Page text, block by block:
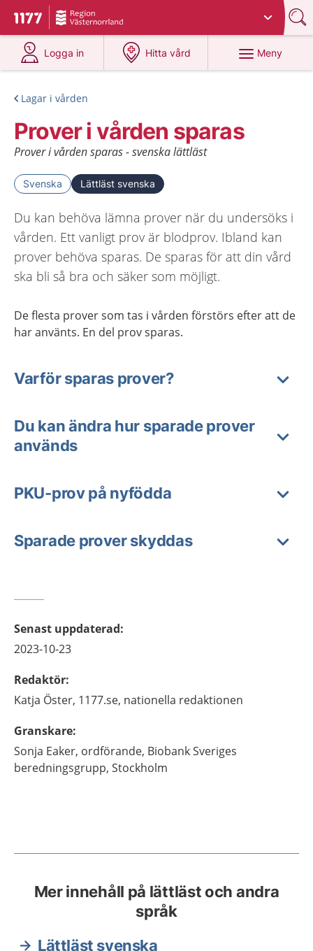
Till startsidan för 1177
Du har valt region
Logga in
på 1177.se
Hitta vård
på 1177.se
Meny
Lagar i vården
Prover i vården sparas
Prover i vården sparas - svenska lättläst
Svenska Lättläst svenska
Du kan behöva lämna prover när du undersöks i
vården. Ett vanligt prov är blodprov. Ibland kan
prover behöva sparas. De sparas för att din vård
ska bli så bra och säker som möjligt.
De flesta prover som tas i vården förstörs efter att de
har använts. En del prov sparas.
Varför sparas prover?
Du kan ändra hur sparade prover
används
PKU-prov på nyfödda
Sparade prover skyddas
Senast uppdaterad:
2023-10-23
Redaktör:
Katja Öster, 1177.se, nationella redaktionen
Granskare:
Sonja Eaker, ordförande, Biobank Sveriges
beredningsgrupp, Stockholm
Mer innehåll på lättläst och andra
språk
Lättläst svenska